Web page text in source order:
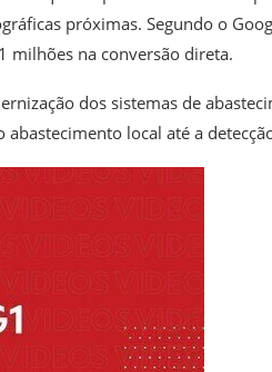
próximas. Segundo o
milhões na conversão direta.
dos sistemas de
local até a